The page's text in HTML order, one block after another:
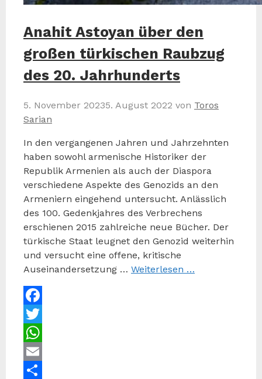
Anahit Astoyan über den
großen türkischen Raubzug
des 20. Jahrhunderts
5. November 20235. August 2022 von Toros
Sarian
In den vergangenen Jahren und Jahrzehnten
haben sowohl armenische Historiker der
Republik Armenien als auch der Diaspora
verschiedene Aspekte des Genozids an den
Armeniern eingehend untersucht. Anlässlich
des 100. Gedenkjahres des Verbrechens
erschienen 2015 zahlreiche neue Bücher. Der
türkische Staat leugnet den Genozid weiterhin
und versucht eine offene, kritische
Auseinandersetzung … Weiterlesen …
Facebook
Twitter
WhatsApp
Email